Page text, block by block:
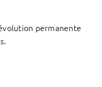
permanente